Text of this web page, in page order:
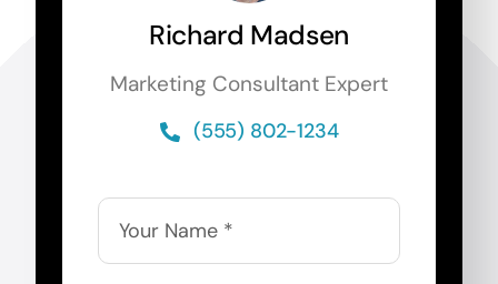
Richard Madsen
Marketing Consultant Expert
(555) 802-1234